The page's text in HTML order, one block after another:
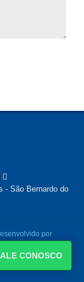

- São Bernardo do
por
CONOSCO